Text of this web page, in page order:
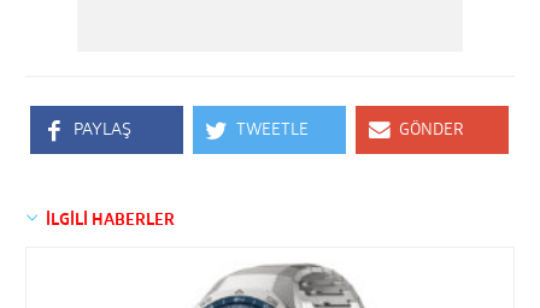
PAYLAŞ TWEETLE GÖNDER
İLGİLİ HABERLER